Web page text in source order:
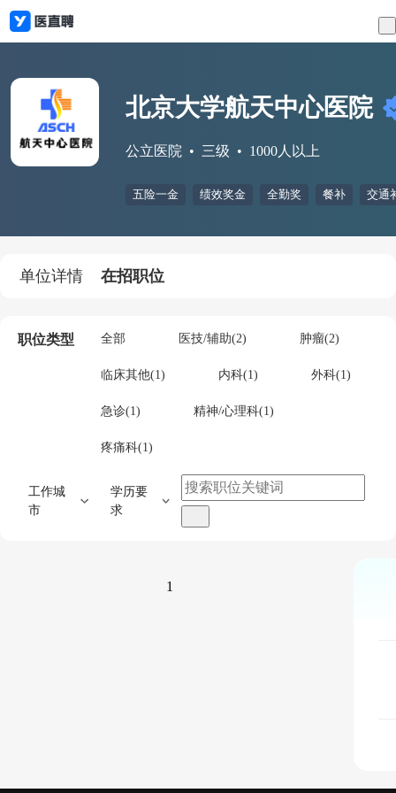
北京大学航天中心医院
公立医院 三级 1000人以上
五险一金 绩效奖金 全勤奖 餐补 交通
单位详情 在招职位
职位类型 全部 医技/辅助(2) 肿瘤(2)
临床其他(1) 内科(1) 外科(1)
急诊(1) 精神/心理科(1)
疼痛科(1)
工作城
市
学历要
求
1